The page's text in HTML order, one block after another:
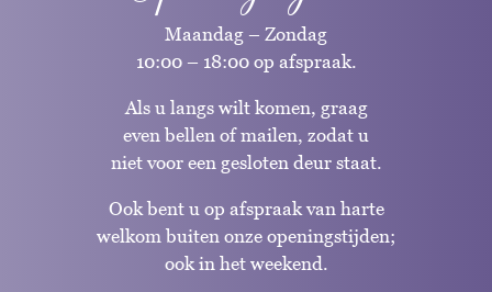
Maandag – Zondag
10:00 – 18:00 op afspraak.
Als u langs wilt komen, graag
even bellen of mailen, zodat u
niet voor een gesloten deur staat.
Ook bent u op afspraak van harte
welkom buiten onze openingstijden;
ook in het weekend.